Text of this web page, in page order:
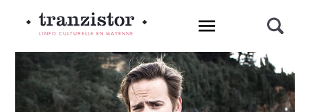
L'INFO CULTURELLE EN MAYENNE